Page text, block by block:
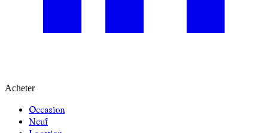
Acheter
Occasion
Neuf